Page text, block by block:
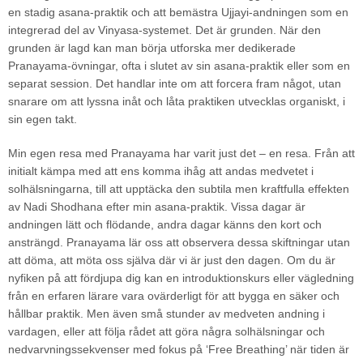
en stadig asana-praktik och att bemästra Ujjayi-andningen som en
integrerad del av Vinyasa-systemet. Det är grunden. När den
grunden är lagd kan man börja utforska mer dedikerade
Pranayama-övningar, ofta i slutet av sin asana-praktik eller som en
separat session. Det handlar inte om att forcera fram något, utan
snarare om att lyssna inåt och låta praktiken utvecklas organiskt, i
sin egen takt.
Min egen resa med Pranayama har varit just det – en resa. Från att
initialt kämpa med att ens komma ihåg att andas medvetet i
solhälsningarna, till att upptäcka den subtila men kraftfulla effekten
av Nadi Shodhana efter min asana-praktik. Vissa dagar är
andningen lätt och flödande, andra dagar känns den kort och
ansträngd. Pranayama lär oss att observera dessa skiftningar utan
att döma, att möta oss själva där vi är just den dagen. Om du är
nyfiken på att fördjupa dig kan en introduktionskurs eller vägledning
från en erfaren lärare vara ovärderligt för att bygga en säker och
hållbar praktik. Men även små stunder av medveten andning i
vardagen, eller att följa rådet att göra några solhälsningar och
nedvarvningssekvenser med fokus på ‘Free Breathing’ när tiden är